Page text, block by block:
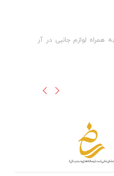
لوازم جانبی در آر